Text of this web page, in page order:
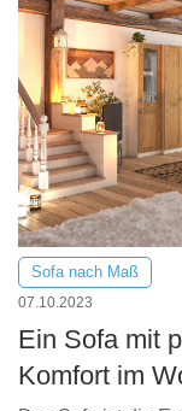
Sofa nach Maß
07.10.2023
Ein Sofa mit
Komfort im